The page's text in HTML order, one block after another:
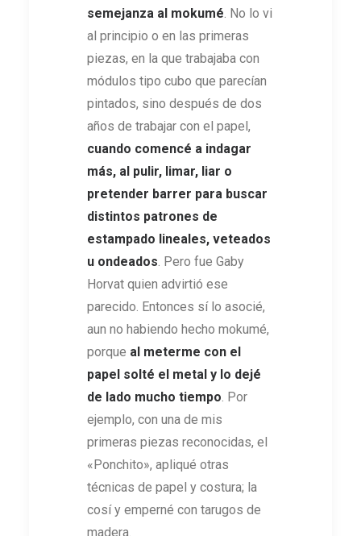
semejanza al mokumé. No lo vi
al principio o en las primeras
piezas, en la que trabajaba con
módulos tipo cubo que parecían
pintados, sino después de dos
años de trabajar con el papel,
cuando comencé a indagar
más, al pulir, limar, liar o
pretender barrer para buscar
distintos patrones de
estampado lineales, veteados
u ondeados. Pero fue Gaby
Horvat quien advirtió ese
parecido. Entonces sí lo asocié,
aun no habiendo hecho mokumé,
porque al meterme con el
papel solté el metal y lo dejé
de lado mucho tiempo. Por
ejemplo, con una de mis
primeras piezas reconocidas, el
«Ponchito», apliqué otras
técnicas de papel y costura; la
cosí y emperné con tarugos de
madera.